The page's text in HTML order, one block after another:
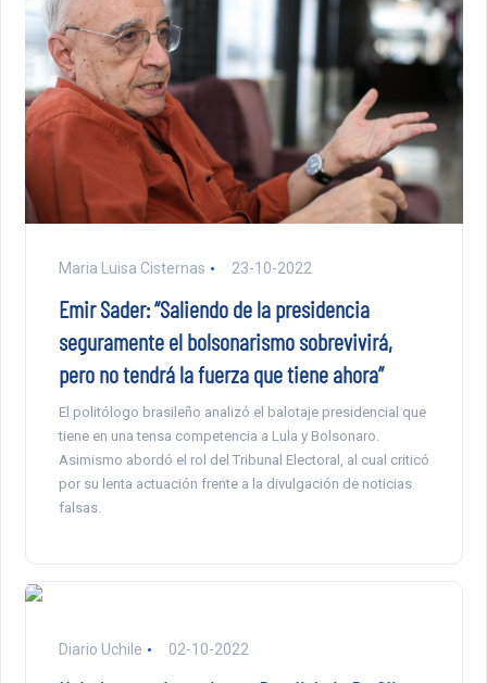
Maria Luisa Cisternas 23-10-2022
Emir Sader: “Saliendo de la presidencia
seguramente el bolsonarismo sobrevivirá,
pero no tendrá la fuerza que tiene ahora”
El politólogo brasileño analizó el balotaje presidencial que
tiene en una tensa competencia a Lula y Bolsonaro.
Asimismo abordó el rol del Tribunal Electoral, al cual criticó
por su lenta actuación frente a la divulgación de noticias
falsas.
Diario Uchile 02-10-2022